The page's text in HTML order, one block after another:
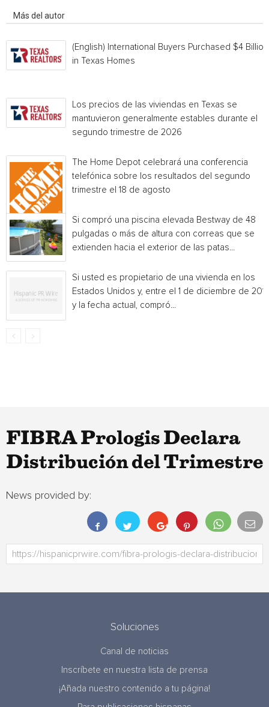
Más del autor
(English) International Buyers Purchased $4 Billion
in Texas Homes
Los precios de las viviendas en Texas se
mantuvieron generalmente estables durante el
segundo trimestre de 2026
The Home Depot celebrará una conferencia
telefónica sobre los resultados del segundo
trimestre el 18 de agosto
Si compró una piscina elevada Bestway de 48
pulgadas o más de altura con correas que se
extienden hacia el exterior de las patas...
Si usted es propietario de una vivienda en los
Estados Unidos y, entre el 1 de diciembre de
y la fecha actual, compró...
FIBRA Prologis Declara
Distribución del Trimestre
News provided by:
Soluciones
Canal de noticias
Inscríbete en nuestra lista de prensa
¡Añada nuestro contenido a tu página!